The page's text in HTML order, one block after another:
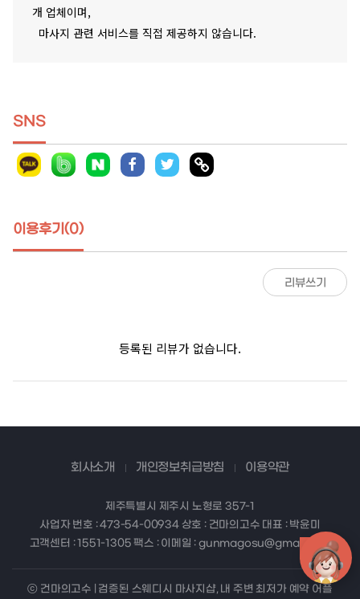
개 업체이며,
마사지 관련 서비스를 직접 제공하지 않습니다.
SNS
이용후기(0)
리뷰쓰기
등록된 리뷰가 없습니다.
회사소개 개인정보취급방침 이용약관
제주특별시 제주시 노형로 357-1
사업자 번호 : 473-54-00934 상호 : 건마의고수 대표 : 박윤미
고객센터 : 1551-1305 팩스 : 이메일 : gunmagosu@gmail.com
ⓒ 건마의고수 | 검증된 스웨디시 마사지샵, 내 주변 최저가 예약 어플